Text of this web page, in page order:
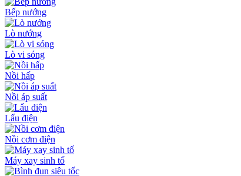
Bếp nướng
Lò nướng
Lò vi sóng
Nồi hấp
Nồi áp suất
Lẩu điện
Nồi cơm điện
Máy xay sinh tố